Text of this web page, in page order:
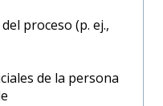
proceso (p. ej.,
de la persona